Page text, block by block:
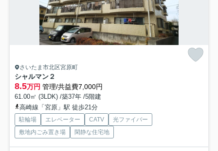
さいたま市北区宮原町
シャルマン２
8.5万円 管理/共益費7,000円
61.00㎡ (3LDK) /築37年 /5階建
高崎線「宮原」駅 徒歩21分
駐輪場 エレベーター CATV
光ファイバー
敷地内ごみ置き場
閑静な住宅地